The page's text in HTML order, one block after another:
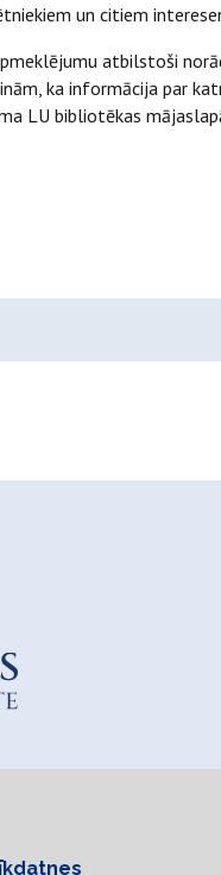
un citiem
atbilstoši
ka informācija par
LU bibliotēkas